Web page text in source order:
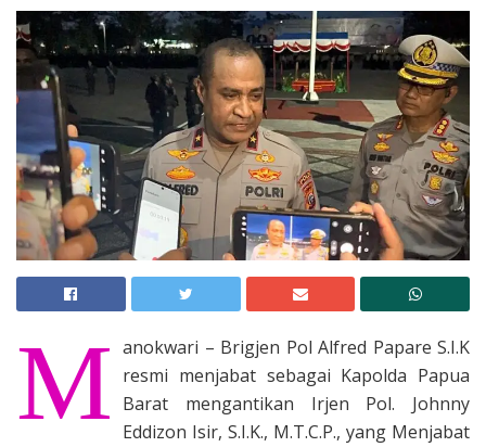
M anokwari – Brigjen Pol Alfred Papare S.I.K
resmi menjabat sebagai Kapolda Papua
Barat mengantikan Irjen Pol. Johnny
Eddizon Isir, S.I.K., M.T.C.P., yang Menjabat